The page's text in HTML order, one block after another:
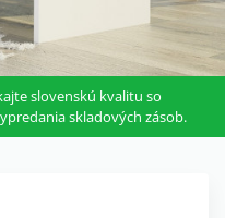
slovenskú kvalitu so
skladových zásob.